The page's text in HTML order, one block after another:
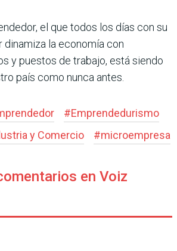
el que todos los días con su
la economía con
y pues­tos de trabajo, está siendo
país como nunca antes.
#Emprendedu­rismo
y Comercio #microempresa
en Voiz